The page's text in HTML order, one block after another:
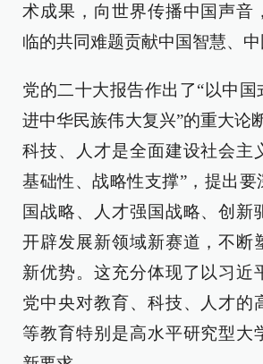
术成果，向世界传播中国声音
临的共同难题贡献中国智慧、中
党的二十大报告作出了“以中国
进中华民族伟大复兴”的重大论
科技、人才是全面建设社会主
基础性、战略性支撑”，提出
国战略、人才强国战略、创新
开辟发展新领域新赛道，不断
新优势。这充分体现了以习近
党中央对教育、科技、人才的
等教育特别是高水平研究型大